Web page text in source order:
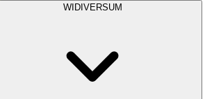
WIDIVERSUM